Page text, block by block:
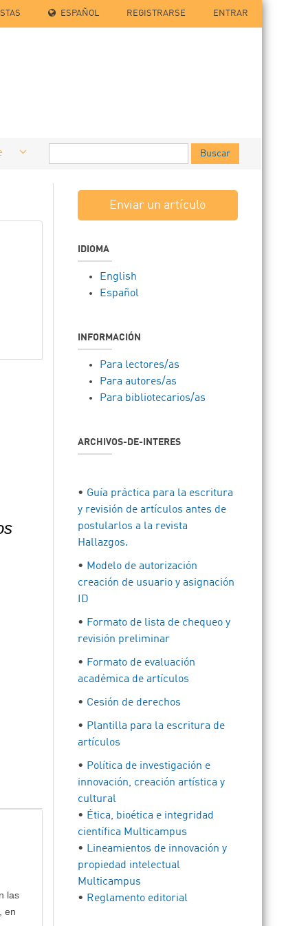
ESPAÑOL REGISTRARSE ENTRAR
Buscar
las
en
Enviar un artículo
IDIOMA
English
Español
INFORMACIÓN
Para lectores/as
Para autores/as
Para bibliotecarios/as
ARCHIVOS-DE-INTERES
• Guía práctica para la escritura
y revisión de artículos antes de
postularlos a la revista
Hallazgos.
• Modelo de autorización
creación de usuario y asignación
ID
• Formato de lista de chequeo y
revisión preliminar
• Formato de evaluación
académica de artículos
• Cesión de derechos
• Plantilla para la escritura de
artículos
• Política de investigación e
innovación, creación artística y
cultural
• Ética, bioética e integridad
científica Multicampus
• Lineamientos de innovación y
propiedad intelectual
Multicampus
• Reglamento editorial